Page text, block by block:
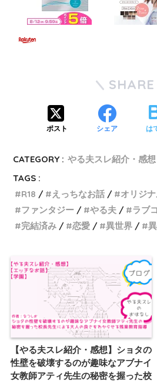
SHARE
ポスト シェア は
CATEGORY : やる夫スレ紹介・感想
TAGS :
R18
えっちなお話 オリジ
ファンタジー
やる夫 ラブ
完結済み
恋愛 異世界
【やる夫スレ紹介・感想】ショタの
性壁を破壊するのが趣味なアブナイ
女教師アティ先生の秘密を握った校